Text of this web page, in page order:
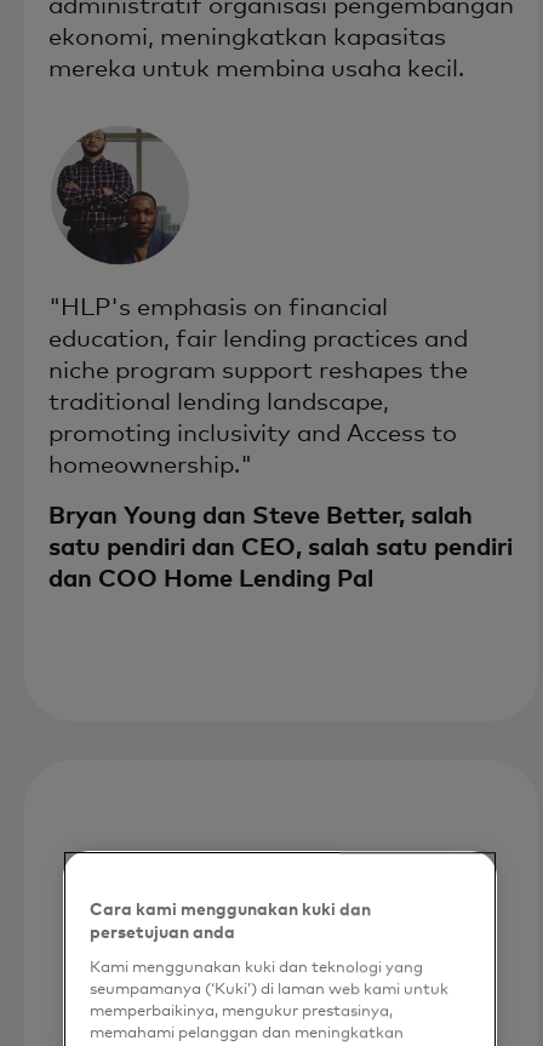
administratif organisasi pengembangan
ekonomi, meningkatkan kapasitas
mereka untuk membina usaha kecil.
"HLP's emphasis on financial
education, fair lending practices and
niche program support reshapes the
traditional lending landscape,
promoting inclusivity and Access to
homeownership."
Bryan Young dan Steve Better, salah
satu pendiri dan CEO, salah satu pendiri
dan COO Home Lending Pal
Cara kami menggunakan kuki dan
persetujuan anda
Kami menggunakan kuki dan teknologi yang
seumpamanya (‘Kuki’) di laman web kami untuk
memperbaikinya, mengukur prestasinya,
memahami pelanggan dan meningkatkan